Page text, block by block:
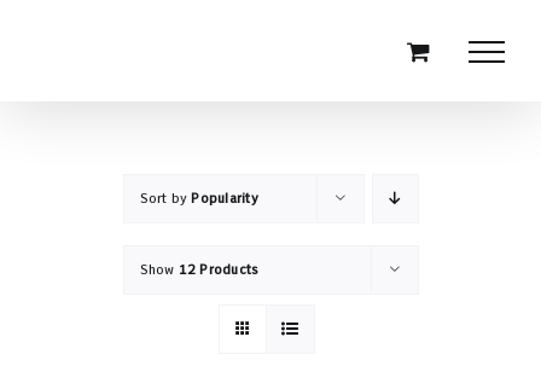
Sort byPopularity
Show 12 Products